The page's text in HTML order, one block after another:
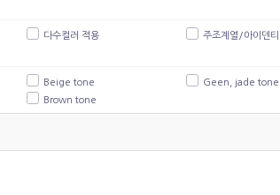
다수컬러 적용 주조계열/아이덴티
Beige tone Geen, jade tone
Brown tone